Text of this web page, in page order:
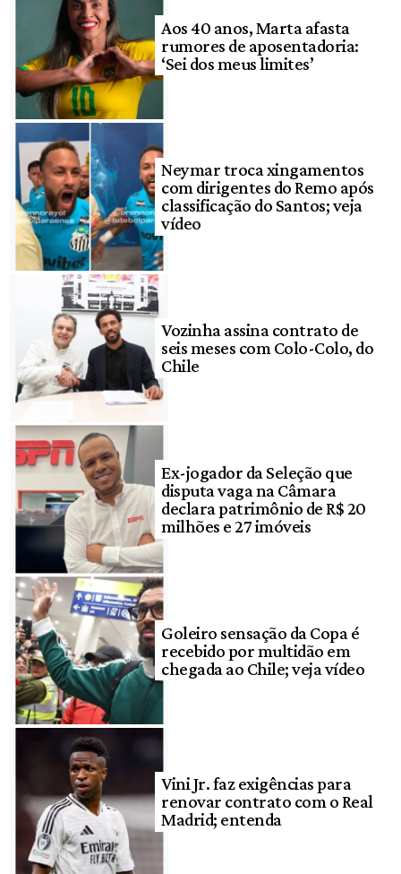
Aos 40 anos, Marta afasta
rumores de aposentadoria:
‘Sei dos meus limites’
Neymar troca xingamentos
com dirigentes do Remo após
classificação do Santos; veja
vídeo
Vozinha assina contrato de
seis meses com Colo-Colo, do
Chile
Ex-jogador da Seleção que
disputa vaga na Câmara
declara patrimônio de R$ 20
milhões e 27 imóveis
Goleiro sensação da Copa é
recebido por multidão em
chegada ao Chile; veja vídeo
Vini Jr. faz exigências para
renovar contrato com o Real
Madrid; entenda